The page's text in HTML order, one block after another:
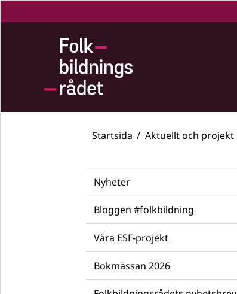
Startsida Aktuellt och projekt
Nyheter
Bloggen #folkbildning
Våra ESF-projekt
Bokmässan 2026